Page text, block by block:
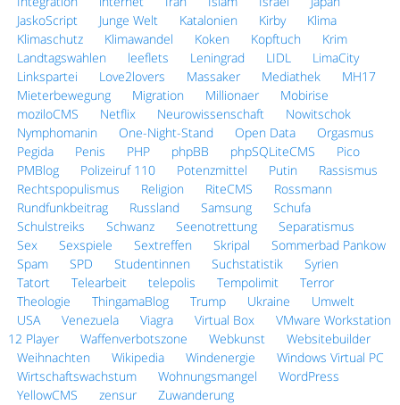
JaskoScript
Junge Welt Katalonien Kirby
Klima
Klimaschutz
Klimawandel Koken Kopftuch
Krim
Landtagswahlen
leeflets Leningrad LIDL
LimaCity
Linkspartei
Love2lovers Massaker Mediathek
MH17
Mieterbewegung
Migration Millionaer
Mobirise
moziloCMS
Netflix Neurowissenschaft
Nowitschok
Nymphomanin
One-Night-Stand Open Data
Orgasmus
Pegida
Penis PHP phpBB phpSQLiteCMS
Pico
PMBlog
Polizeiruf 110 Potenzmittel Putin
Rassismus
Rechtspopulismus
Religion RiteCMS
Rossmann
Rundfunkbeitrag
Russland Samsung
Schufa
Schulstreiks
Schwanz Seenotrettung
Separatismus
Sex
Sexspiele Sextreffen Skripal
Sommerbad Pankow
Spam
SPD Studentinnen Suchstatistik
Syrien
Tatort
Telearbeit telepolis Tempolimit
Terror
Theologie
ThingamaBlog Trump Ukraine
Umwelt
USA
Venezuela Viagra Virtual Box
VMware Workstation
12 Player
Waffenverbotszone Webkunst
Websitebuilder
Weihnachten
Wikipedia Windenergie
Windows Virtual PC
Wirtschaftswachstum
Wohnungsmangel
WordPress
YellowCMS
zensur Zuwanderung